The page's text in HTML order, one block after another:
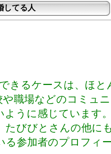
してる人
きるケースは、ほと
や職場などのコミュ
ように感じています
たびびとさんの他に
る参加者のプロフィ